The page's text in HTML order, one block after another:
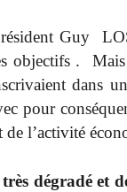
Guy
objectifs .
dans
pour
de l’activité
dégradé et